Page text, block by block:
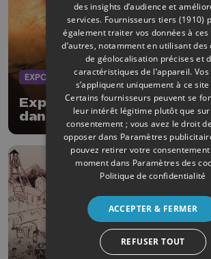
EXPOS
Expo : la préhistoire vous
dans les yeux
des insights d’audience et
services. Fournisseurs tiers (1910)
également traiter vos données à ces
d’autres, notamment en utilisant des
de géolocalisation précises et
caractéristiques de l’appareil. Vos
s’appliquent uniquement à ce
Certains fournisseurs peuvent se
leur intérêt légitime plutôt que
consentement ; vous avez le droit
opposer dans Paramètres
pouvez retirer votre
moment dans Paramètres des
Politique de confidentialité
ACCEPTER & FERMER
REFUSER TOUT